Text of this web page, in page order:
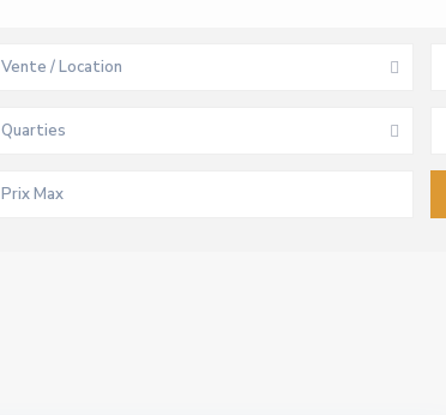
Vente / Location
Quarties